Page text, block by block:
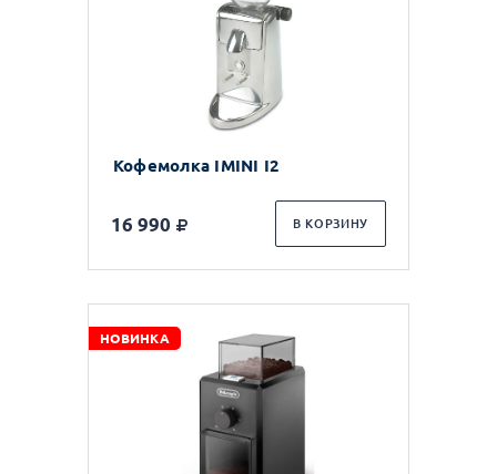
Кофемолка IMINI I2
16 990 В КОРЗИНУ
НОВИНКА